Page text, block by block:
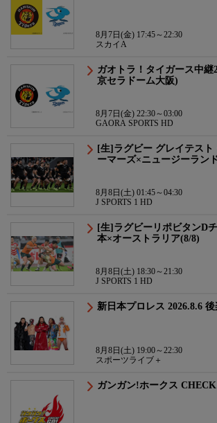
8月7日(金) 17:45～22:30
スカイA
ガオトラ！タイガース中継
京セラドーム大阪)
8月7日(金) 22:30～03:00
GAORA SPORTS HD
[生]ラグビー グレイテスト
ーマーズ×ニュージーラン
8月8日(土) 01:45～04:30
J SPORTS 1 HD
[生]ラグビーリポビタンD
本×オーストラリア(8/8)
8月8日(土) 18:30～21:30
J SPORTS 1 HD
新日本プロレス 2026.8.6
8月8日(土) 19:00～22:30
スポーツライブ＋
ガンガン!ホークス